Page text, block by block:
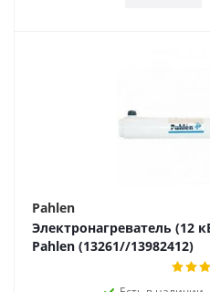
Pahlen
Электронагреватель (12
Pahlen (13261//13982412)